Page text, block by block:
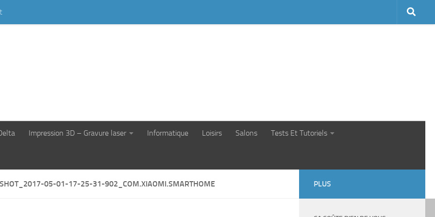
Impression 3D – Gravure laser Informatique Loisirs Salons Tests Et Tutoriels
05-01-17-25-31-902_COM.XIAOMI.SMARTHOME PLUS